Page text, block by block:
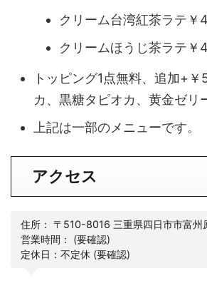
クリーム台湾紅茶ラテ￥
クリームほうじ茶ラテ￥
トッピング1点無料、追加+
カ、黒糖タピオカ、黄金ゼリ
上記は一部のメニューです。
アクセス
住所： 〒510-8016 三重県四日市市富州
営業時間： (要確認)
定休日：不定休 (要確認)